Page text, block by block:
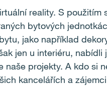
reality. S použitím
bytových
jako například
jen u interiéru, nabídli
projekty. A kdo si
kancelářích a